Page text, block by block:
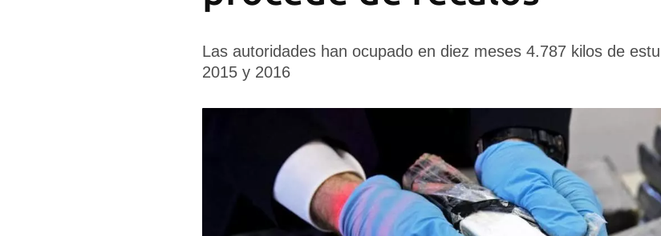
Las autoridades han ocupado en diez meses 4.787 kilos de
2015 y 2016